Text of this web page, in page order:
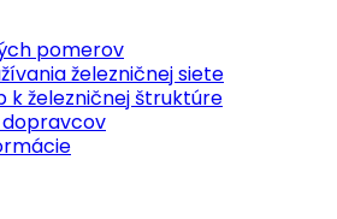
pomerov
železničnej siete
k železničnej štruktúre